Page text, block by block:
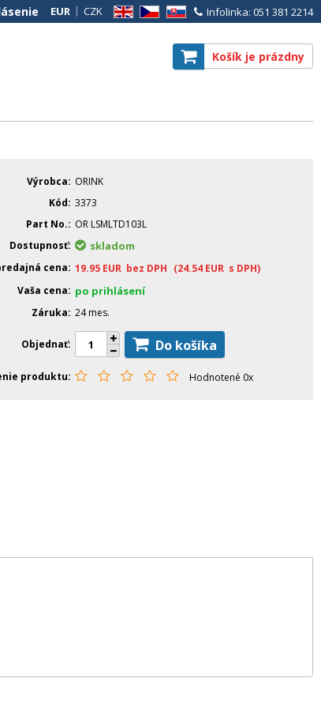
Infolinka: 051 381 2214
EN CZ SK
EUR CZK
Košík je prázdny
Výrobca
ORINK
Kód 3373
Part No.
OR LSMLTD103L
Dostupnosť
skladom
cena 19.95 EUR bez DPH (24.54 EUR s DPH)
Vaša cena
po prihlásení
Záruka 24 mes.
Objednať Do košíka
produktu Hodnotené 0x